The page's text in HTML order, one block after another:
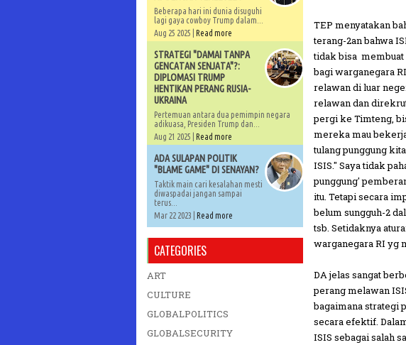
TEP menyatakan
terang-2an bahwa
tidak bisa
bagi warganegara
relawan di luar
relawan dan
pergi ke Timteng,
mereka mau
tulang punggung
ISIS." Saya tidak
punggung'
itu. Tetapi secara
belum sungguh-2
tsb. Setidaknya
warganegara RI yg
DA jelas sangat
perang melawan
bagaimana strategi
secara efektif.
ISIS sebagai salah
Beberapa hari ini dunia disuguhi
lagi gaya cowboy Trump dalam...
Aug 25 2025 | Read more
STRATEGI "DAMAI TANPA
GENCATAN SENJATA"?:
DIPLOMASI TRUMP
HENTIKAN PERANG RUSIA-
UKRAINA
Pertemuan antara dua pemimpin negara
adikuasa, Presiden Trump dan...
Aug 21 2025 | Read more
ADA SULAPAN POLITIK
"BLAME GAME" DI SENAYAN?
Taktik main cari kesalahan mesti
diwaspadai jangan sampai
terus...
Mar 22 2023 | Read more
CATEGORIES
ART
CULTURE
GLOBALPOLITICS
GLOBALSECURITY